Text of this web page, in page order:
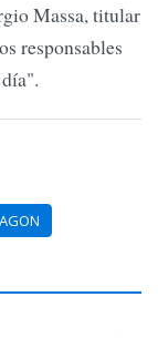
Massa, titular
responsables